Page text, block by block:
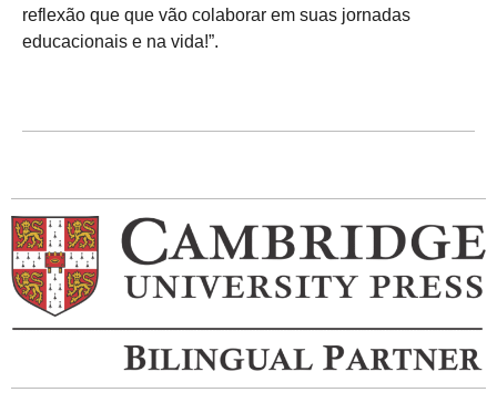
reflexão que que vão colaborar em suas jornadas
educacionais e na vida!”.